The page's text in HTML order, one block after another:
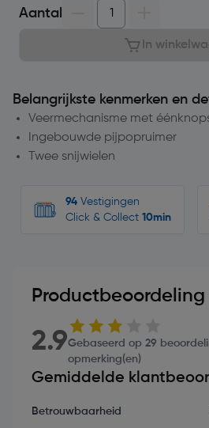
Aantal
In
Belangrijkste kenmerken en
Veermechanisme met
Ingebouwde pijpopruimer
Twee snijwielen
94 Vestigingen
Click & Collect 10min
Productbeoordeling
2.9Gebaseerd op 29
opmerking(en)
Gemiddelde
Betrouwbaarheid